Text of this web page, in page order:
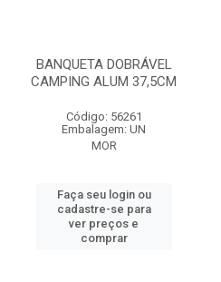
BANQUETA DOBRÁVEL
CAMPING ALUM 37,5CM
Código: 56261
Embalagem: UN
MOR
Faça seu login ou
cadastre-se para
ver preços e
comprar